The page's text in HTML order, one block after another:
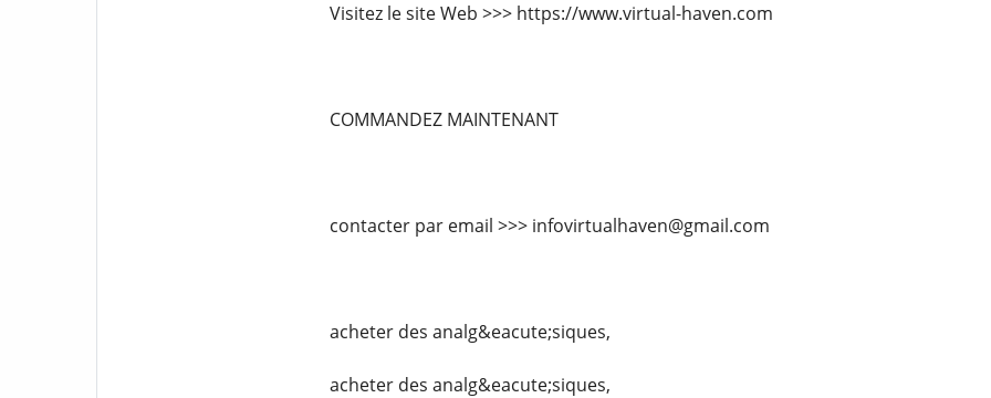
Visitez le site Web >>> https://www.virtual-haven.com
COMMANDEZ MAINTENANT
contacter par email >>> infovirtualhaven@gmail.com
acheter des analg&eacute;siques,
acheter des analg&eacute;siques,